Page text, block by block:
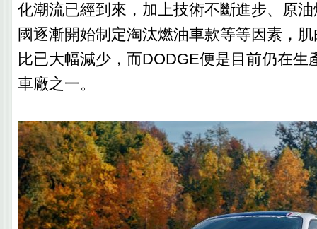
化潮流已經到來，加上技術不斷進步、原
國逐漸開始制定淘汰燃油車款等等因素，
比已大幅減少，而DODGE便是目前仍在生
車廠之一。